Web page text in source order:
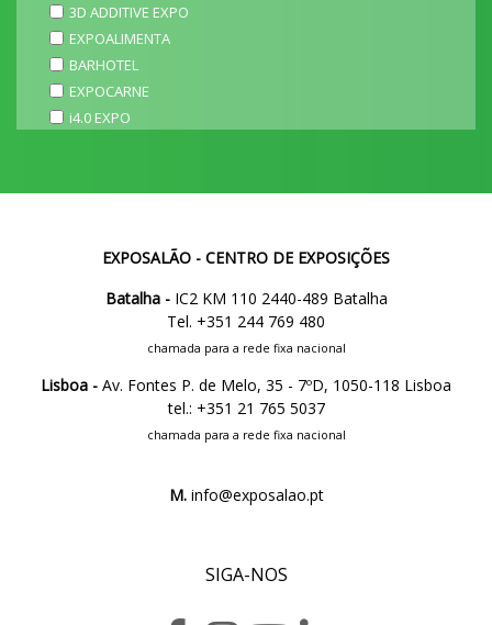
3D ADDITIVE EXPO
EXPOALIMENTA
BARHOTEL
EXPOCARNE
i4.0 EXPO
EXPOSALÃO - CENTRO DE EXPOSIÇÕES
Batalha -IC2 KM 110 2440-489 Batalha
Tel. +351 244 769 480
chamada para a rede fixa nacional
Lisboa - Av. Fontes P. de Melo, 35 - 7ºD, 1050-118 Lisboa
tel.: +351 21 765 5037
chamada para a rede fixa nacional
M.info@exposalao.pt
SIGA-NOS